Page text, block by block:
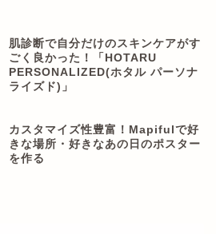
肌診断で自分だけのスキンケアがす
ごく良かった！「HOTARU
PERSONALIZED(ホタル パーソナ
ライズド)」
カスタマイズ性豊富！Mapifulで好
きな場所・好きなあの日のポスター
を作る